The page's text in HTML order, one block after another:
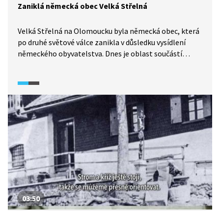
Zaniklá německá obec Velká Střelná
Velká Střelná na Olomoucku byla německá obec, která
po druhé světové válce zanikla v důsledku vysídlení
německého obyvatelstva. Dnes je oblast součástí
historikem.
03:50